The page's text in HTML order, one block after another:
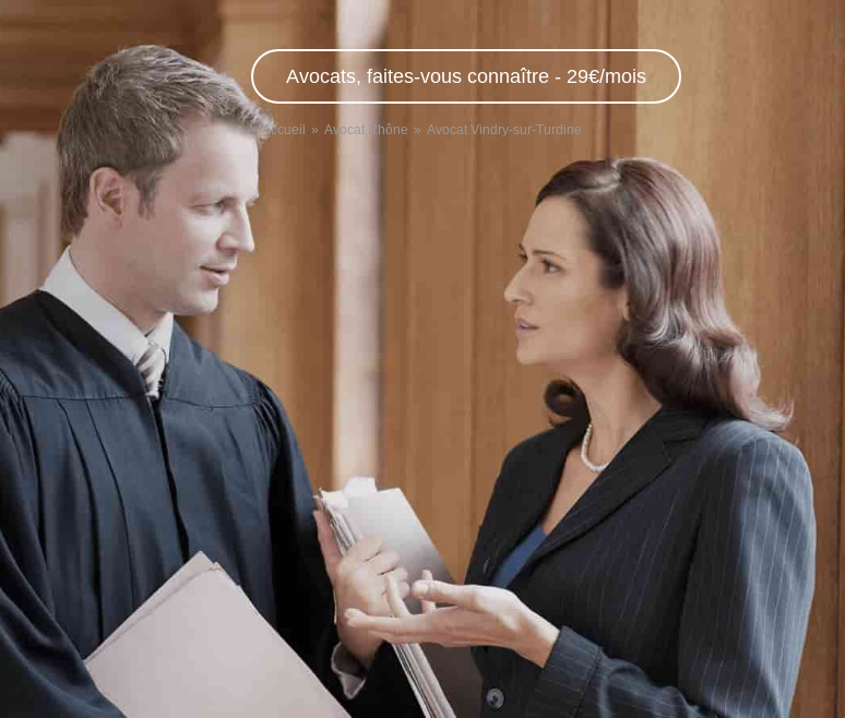
Avocats, faites-vous connaître - 29€/mois
Accueil Avocat Rhône Avocat Vindry-sur-Turdine